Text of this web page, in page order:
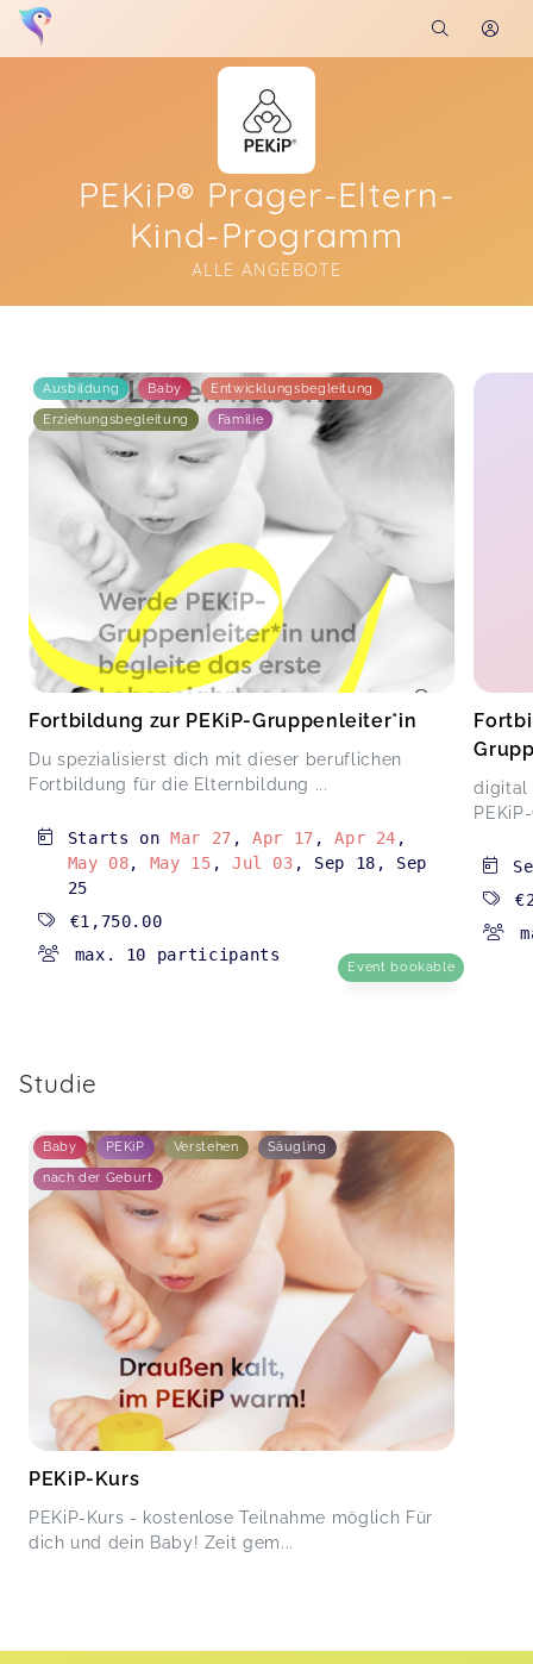
PEKiP® Prager-Eltern-
Kind-Programm
ALLE ANGEBOTE
Ausbildung Baby Entwicklungsbegleitung
Erziehungsbegleitung Familie
Fortbildung zur PEKiP-Gruppenleiter*in
Du spezialisierst dich mit dieser beruflichen
Fortbildung für die Elternbildung ...
Starts onMar 27 ,Apr 17 ,Apr 24 ,
May 08, May 15 , Jul 03 , Sep 18 , Sep
25
€1,750.00
max. 10 participants
Event bookable
digital
Studie
Baby PEKiP Verstehen Säugling
nach der Geburt
PEKiP-Kurs
PEKiP-Kurs - kostenlose Teilnahme möglich Für
dich und dein Baby! Zeit gem...